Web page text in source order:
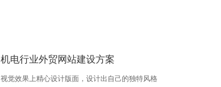
机电行业外贸网站建设方案
视觉效果上精心设计版面，设计出自己的独特风格